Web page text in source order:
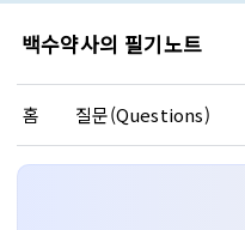
백수약사의 필기노트
홈 질문(Questions)